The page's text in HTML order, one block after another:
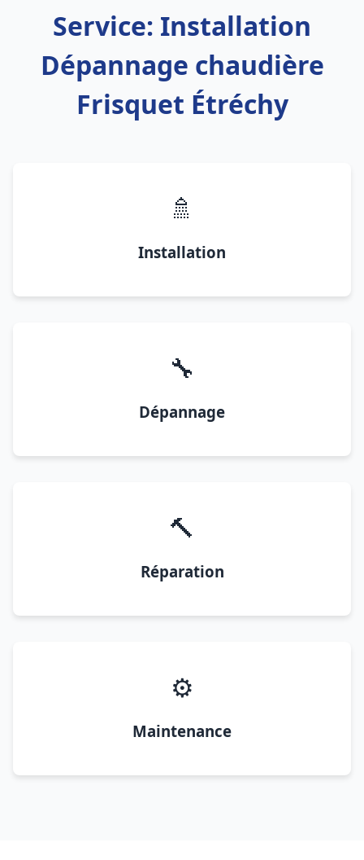
Service: Installation
Dépannage chaudière
Frisquet Étréchy
🚿
Installation
🔧
Dépannage
🔨
Réparation
⚙️
Maintenance